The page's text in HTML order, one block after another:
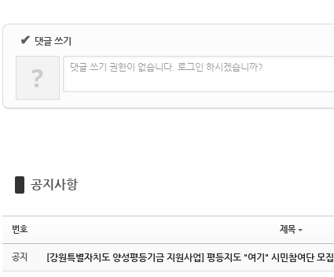
✔ 댓글 쓰기
? 댓글 쓰기 권한이 없습니다. 로그인 하시겠습니까?
공지사항
번호 제목
공지 [강원특별자치도 양성평등기금 지원사업] 평등지도 "여기" 시민참여단 모집